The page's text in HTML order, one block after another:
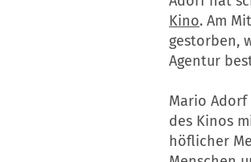
Kino. Am
gestorben,
Agentur
Mario Adorf
des Kinos
höflicher